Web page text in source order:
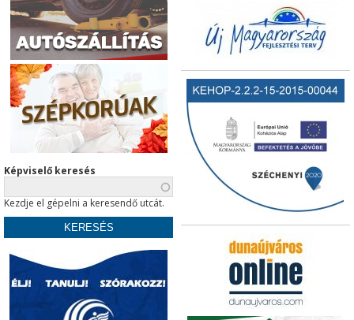
Képviselő keresés
Kezdje el gépelni a keresendő utcát.